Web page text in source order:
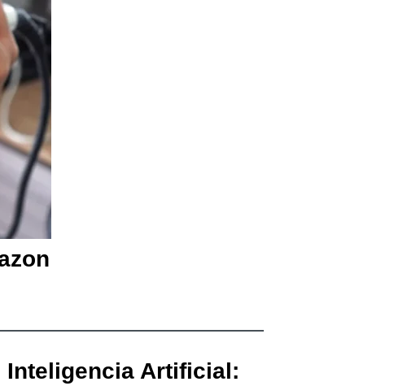
Inteligencia Artificial: